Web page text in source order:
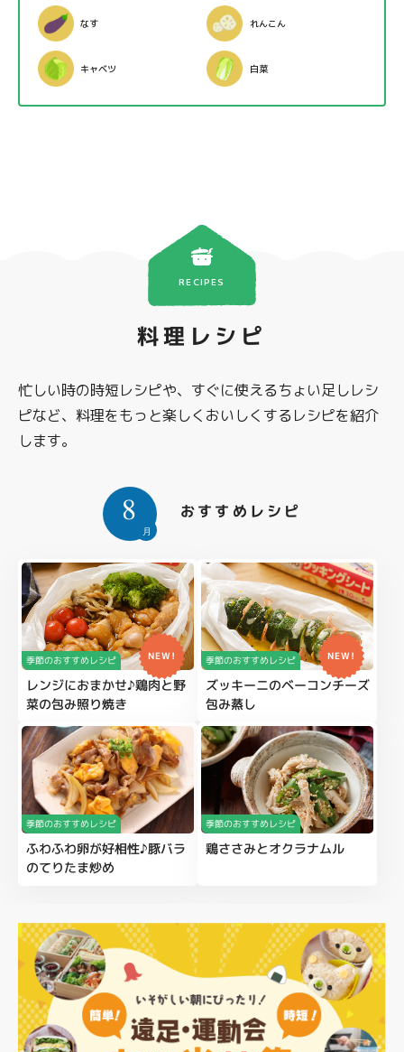
なす れんこん
キャベツ 白菜
RECIPES
料理レシピ
忙しい時の時短レシピや、すぐに使えるちょい足しレシ
ピなど、料理をもっと楽しくおいしくするレシピを紹介
します。
8
月
おすすめレシピ
季節のおすすめレシピ NEW!
レンジにおまかせ♪鶏肉と野
菜の包み照り焼き
季節のおすすめレシピ NEW!
ズッキーニのベーコンチーズ
包み蒸し
季節のおすすめレシピ
ふわふわ卵が好相性♪豚バラ
のてりたま炒め
季節のおすすめレシピ
鶏ささみとオクラナムル